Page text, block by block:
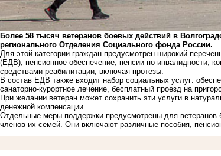
Более 58 тысяч ветеранов боевых действий в
регионального Отделения Социального фонда России.
Для этой категории граждан предусмотрен широкий
(ЕДВ), пенсионное обеспечение, пенсии по инвалидности,
средствами реабилитации, включая протезы.
В состав ЕДВ также входит набор социальных услуг:
санаторно-курортное лечение, бесплатный проезд на
При желании ветеран может сохранить эти услуги в
денежной компенсации.
Отдельные меры поддержки предусмотрены для ветеранов
членов их семей. Они включают различные пособия,